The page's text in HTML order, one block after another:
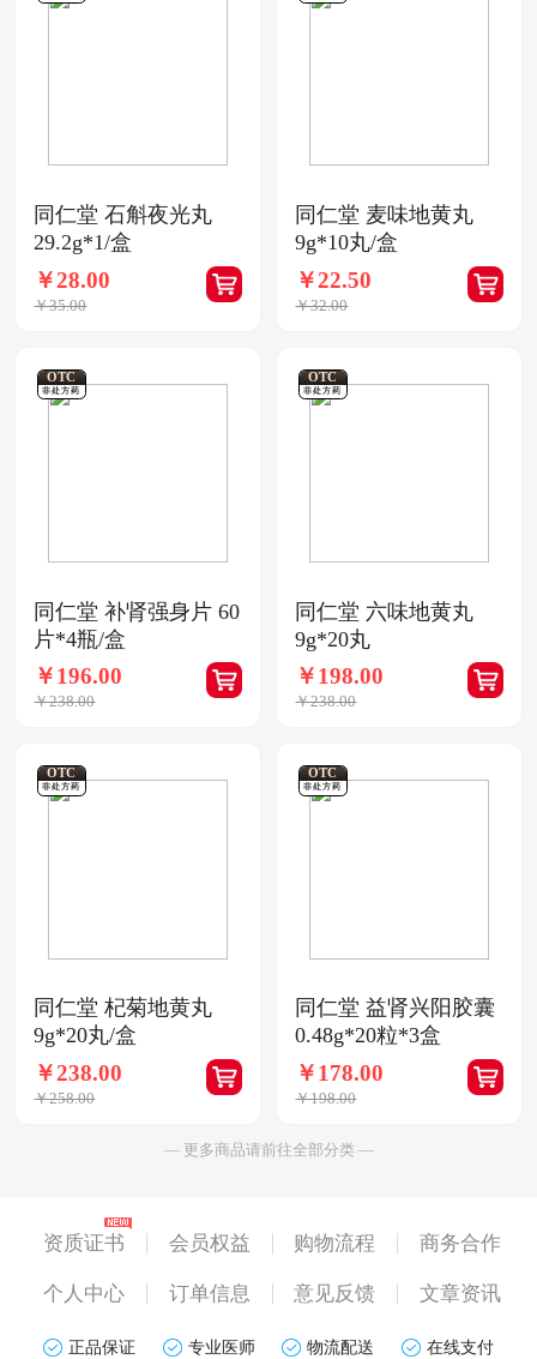
同仁堂 石斛夜光丸
29.2g*1/盒
￥28.00
￥35.00
同仁堂 麦味地黄丸
9g*10丸/盒
￥22.50
￥32.00
OTC
非处方药
同仁堂 补肾强身片 60
片*4瓶/盒
￥196.00
￥238.00
OTC
非处方药
同仁堂 六味地黄丸
9g*20丸
￥198.00
￥238.00
OTC
非处方药
同仁堂 杞菊地黄丸
9g*20丸/盒
￥238.00
￥258.00
OTC
非处方药
同仁堂 益肾兴阳胶囊
0.48g*20粒*3盒
￥178.00
￥198.00
— 更多商品请前往全部分类 —
资质证书 会员权益 购物流程 商务合作
个人中心 订单信息 意见反馈 文章资讯
正品保证 专业医师 物流配送 在线支付